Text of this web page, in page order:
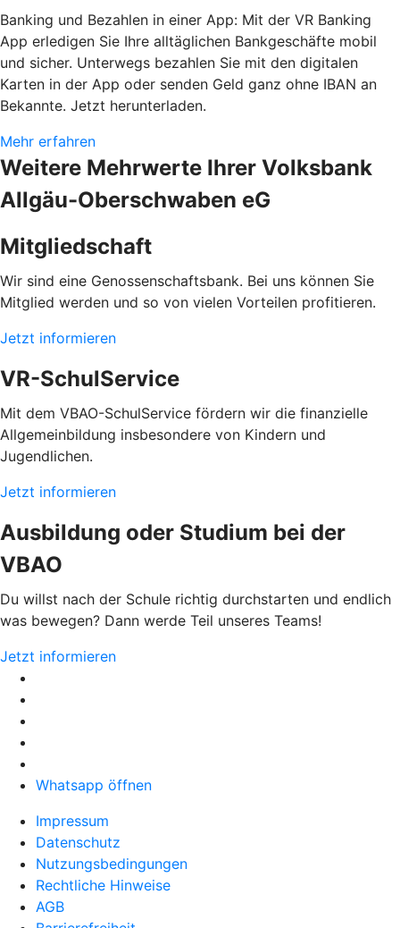
Banking und Bezahlen in einer App: Mit der VR Banking
App erledigen Sie Ihre alltäglichen Bankgeschäfte mobil
und sicher. Unterwegs bezahlen Sie mit den digitalen
Karten in der App oder senden Geld ganz ohne IBAN an
Bekannte. Jetzt herunterladen.
Mehr erfahren
Weitere Mehrwerte Ihrer Volksbank
Allgäu-Oberschwaben eG
Mitgliedschaft
Wir sind eine Genossenschaftsbank. Bei uns können Sie
Mitglied werden und so von vielen Vorteilen profitieren.
Jetzt informieren
VR-SchulService
Mit dem VBAO-SchulService fördern wir die finanzielle
Allgemeinbildung insbesondere von Kindern und
Jugendlichen.
Jetzt informieren
Ausbildung oder Studium bei der
VBAO
Du willst nach der Schule richtig durchstarten und endlich
was bewegen? Dann werde Teil unseres Teams!
Jetzt informieren
Whatsapp öffnen
Impressum
Datenschutz
Nutzungsbedingungen
Rechtliche Hinweise
AGB